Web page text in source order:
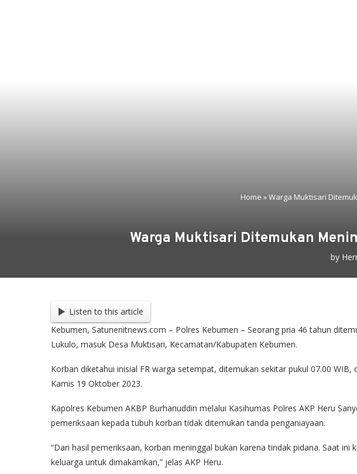
Home »Warga Muktisari
Warga Muktisari Ditemukan
by
Listen to this article
Kebumen, Satunenitnews.com – Polres Kebumen – Seorang pria 46 tahun
Lukulo, masuk Desa Muktisari, Kecamatan/Kabupaten Kebumen.
Korban diketahui inisial FR warga setempat, ditemukan sekitar pukul 07.00
Kamis 19 Oktober 2023.
Kapolres Kebumen AKBP Burhanuddin melalui Kasihumas Polres AKP Heru
pemeriksaan kepada tubuh korban tidak ditemukan tanda penganiayaan.
“Dari hasil pemeriksaan, korban meninggal bukan karena tindak pidana. Saat ini
keluarga untuk dimakamkan,” jelas AKP Heru.